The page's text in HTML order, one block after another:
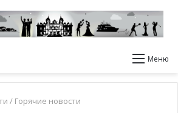
Меню
/ Горячие новости